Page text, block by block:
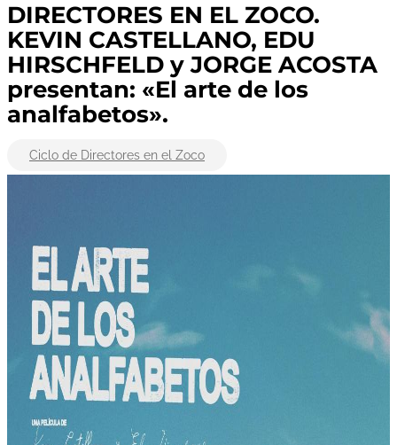
DIRECTORES EN EL ZOCO.
KEVIN CASTELLANO, EDU
HIRSCHFELD y JORGE ACOSTA
presentan: «El arte de los
analfabetos».
Ciclo de Directores en el Zoco